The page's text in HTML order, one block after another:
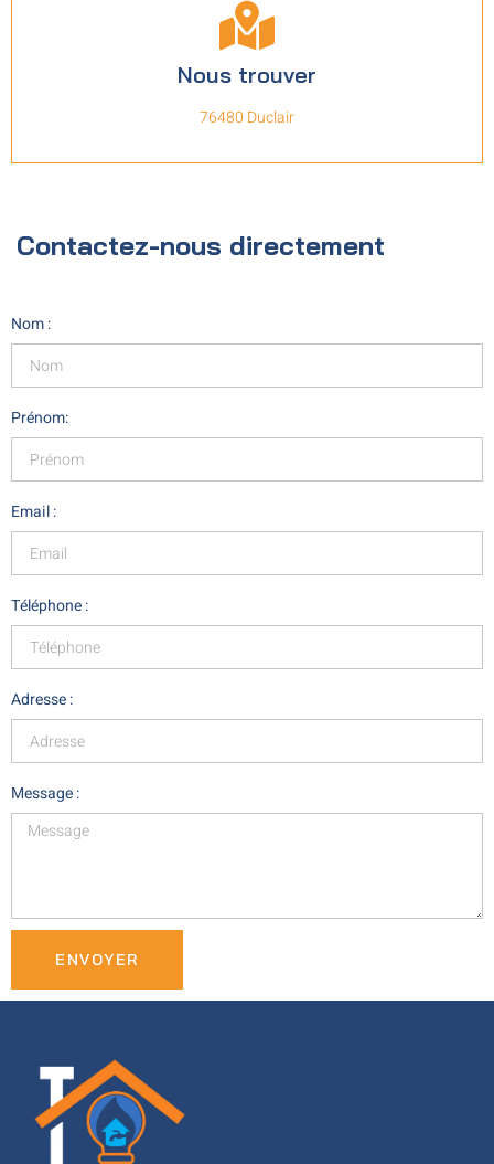
Nous trouver
76480 Duclair
Contactez-nous directement
Nom :
Prénom:
Email :
Téléphone :
Adresse :
Message :
ENVOYER